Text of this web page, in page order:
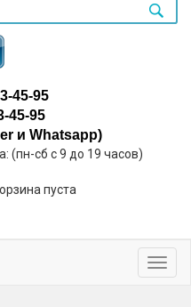
45-95
45-95
и Whatsapp)
(пн-сб с 9 до 19 часов)
пуста